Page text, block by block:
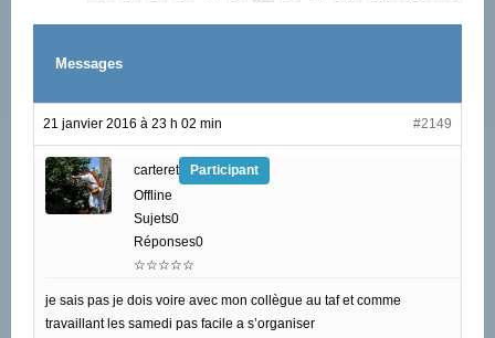
Messages
21 janvier 2016 à 23 h 02 min #2149
carteret
Participant
Offline
Sujets0
Réponses0
☆☆☆☆☆
je sais pas je dois voire avec mon collègue au taf et comme
travaillant les samedi pas facile a s’organiser